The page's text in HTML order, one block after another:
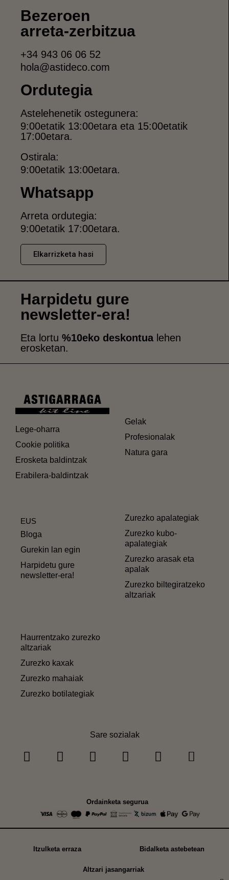
Bezeroen
arreta-zerbitzua
+34 943 06 06 52
hola@astideco.com
Ordutegia
Astelehenetik ostegunera:
9:00etatik 13:00etara eta 15:00etatik
17:00etara.
Ostirala:
9:00etatik 13:00etara.
Whatsapp
Arreta ordutegia:
9:00etatik 17:00etara.
Elkarrizketa hasi
Harpidetu gure
newsletter-era!
Eta lortu %10eko deskontua lehen
erosketan.
Lege-oharra
Cookie politika
Erosketa baldintzak
Erabilera-baldintzak
Gelak
Profesionalak
Natura gara
EUS
Bloga
Gurekin lan egin
Harpidetu gure
newsletter-era!
Zurezko apalategiak
Zurezko kubo-
apalategiak
Zurezko arasak eta
apalak
Zurezko biltegiratzeko
altzariak
Haurrentzako zurezko
altzariak
Zurezko kaxak
Zurezko mahaiak
Zurezko botilategiak
Sare sozialak
Ordainketa segurua
Itzulketa erraza Bidalketa astebetean
Altzari jasangarriak